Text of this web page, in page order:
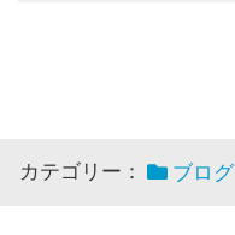
カテゴリー： ブログ